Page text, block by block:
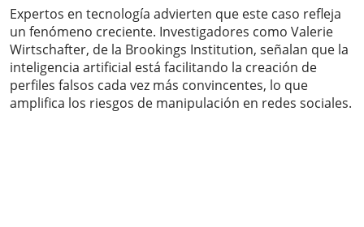
Expertos en tecnología advierten que este caso refleja
un fenómeno creciente. Investigadores como Valerie
Wirtschafter, de la Brookings Institution, señalan que la
inteligencia artificial está facilitando la creación de
perfiles falsos cada vez más convincentes, lo que
amplifica los riesgos de manipulación en redes sociales.